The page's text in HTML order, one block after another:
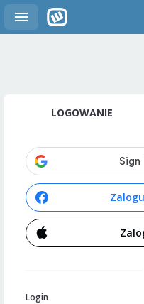
LOGOWANIE
Login